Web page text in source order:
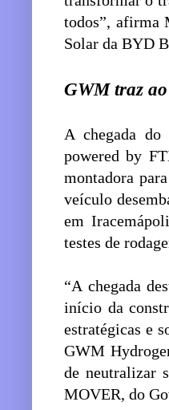
todos”, afirma
Solar da BYD
GWM traz
A chegada
powered by
montadora
veículo
em
testes de
“A chegada
início da
estratégicas e
GWM
de neutralizar
MOVER, do